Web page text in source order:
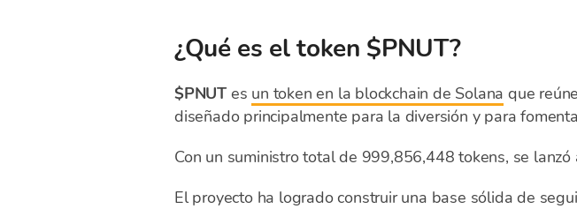
¿Qué es el token $PNUT?
$PNUT es un token en la blockchain de Solana que
diseñado principalmente para la diversión y para
Con un suministro total de 999,856,448 tokens, se
El proyecto ha logrado construir una base sólida de